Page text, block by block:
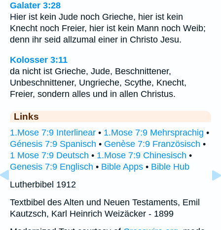
Galater 3:28
Hier ist kein Jude noch Grieche, hier ist kein
Knecht noch Freier, hier ist kein Mann noch Weib;
denn ihr seid allzumal einer in Christo Jesu.
Kolosser 3:11
da nicht ist Grieche, Jude, Beschnittener,
Unbeschnittener, Ungrieche, Scythe, Knecht,
Freier, sondern alles und in allen Christus.
Links
1.Mose 7:9 Interlinear • 1.Mose 7:9 Mehrsprachig •
Génesis 7:9 Spanisch • Genèse 7:9 Französisch •
1 Mose 7:9 Deutsch • 1.Mose 7:9 Chinesisch •
Genesis 7:9 Englisch • Bible Apps • Bible Hub
Lutherbibel 1912
Textbibel des Alten und Neuen Testaments, Emil
Kautzsch, Karl Heinrich Weizäcker - 1899